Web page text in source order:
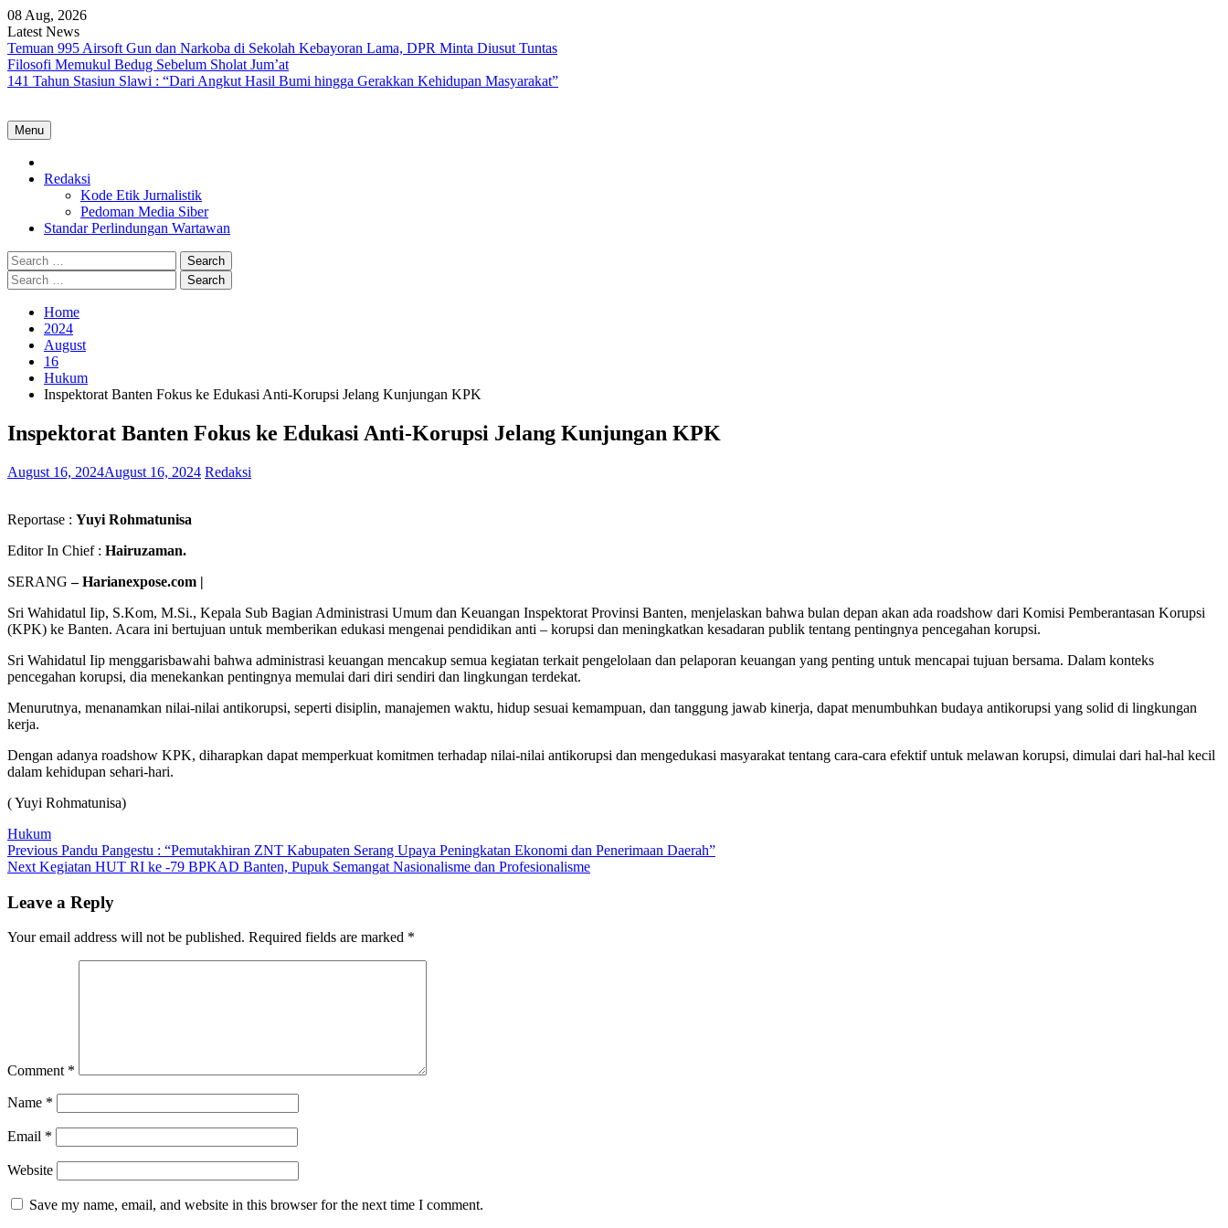
Skip
to
content
08 Aug, 2026
Latest News
Temuan 995 Airsoft Gun dan Narkoba di Sekolah Kebayoran Lama, DPR Minta Diusut Tuntas
Filosofi Memukul Bedug Sebelum Sholat Jum’at
141 Tahun Stasiun Slawi : “Dari Angkut Hasil Bumi hingga Gerakkan Kehidupan Masyarakat”
Menu
Redaksi
Kode Etik Jurnalistik
Pedoman Media Siber
Standar Perlindungan Wartawan
Search
for:
Search
for:
Home
2024
August
16
Hukum
Inspektorat Banten Fokus ke Edukasi Anti-Korupsi Jelang Kunjungan KPK
Inspektorat Banten Fokus ke Edukasi Anti-Korupsi Jelang Kunjungan KPK
August 16, 2024August 16, 2024 Redaksi
Reportase : Yuyi Rohmatunisa
Editor In Chief : Hairuzaman.
SERANG– Harianexpose.com |
Sri Wahidatul Iip, S.Kom, M.Si., Kepala Sub Bagian Administrasi Umum dan Keuangan Inspektorat Provinsi Banten, menjelaskan bahwa bulan depan akan ada roadshow dari Komisi Pemberantasan Korupsi
(KPK) ke Banten. Acara ini bertujuan untuk memberikan edukasi mengenai pendidikan anti – korupsi dan meningkatkan kesadaran publik tentang pentingnya pencegahan korupsi.
Sri Wahidatul Iip menggarisbawahi bahwa administrasi keuangan mencakup semua kegiatan terkait pengelolaan dan pelaporan keuangan yang penting untuk mencapai tujuan bersama. Dalam konteks
pencegahan korupsi, dia menekankan pentingnya memulai dari diri sendiri dan lingkungan terdekat.
Menurutnya, menanamkan nilai-nilai antikorupsi, seperti disiplin, manajemen waktu, hidup sesuai kemampuan, dan tanggung jawab kinerja, dapat menumbuhkan budaya antikorupsi yang solid di lingkungan
kerja.
Dengan adanya roadshow KPK, diharapkan dapat memperkuat komitmen terhadap nilai-nilai antikorupsi dan mengedukasi masyarakat tentang cara-cara efektif untuk melawan korupsi, dimulai dari hal-hal kecil
dalam kehidupan sehari-hari.
( Yuyi Rohmatunisa)
Hukum
Post
navigation
Previous Previous
post:
Pandu Pangestu : “Pemutakhiran ZNT Kabupaten Serang Upaya Peningkatan Ekonomi dan Penerimaan Daerah”
Next Next
Kegiatan HUT RI ke -79 BPKAD Banten, Pupuk Semangat Nasionalisme dan Profesionalisme
Leave a Reply
Your email address will not be published. Required fields are marked *
Comment *
Name *
Email *
Website
Save my name, email, and website in this browser for the next time I comment.